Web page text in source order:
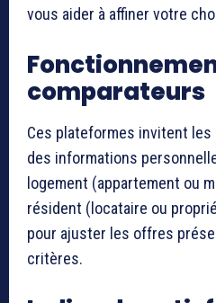
vous aider à affiner votre
comparateurs
Ces plateformes invitent
des informations
logement (appartement ou
résident (locataire ou
pour ajuster les offres
critères.